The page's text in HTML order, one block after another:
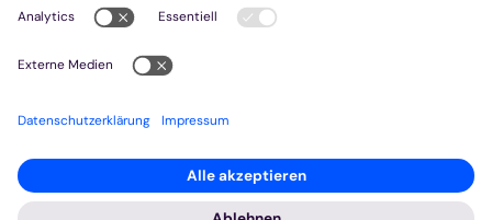
Stellenangebote
Kirchenzeitung
Amtsblatt (Kirchlicher Anzeiger)
Rechtsdatenbank
Meldestelle gemäß Hinweisgeberschutzgesetz